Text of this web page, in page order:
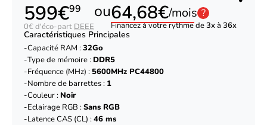
599€99
0€ d'éco-part DEEE
ou64,68€/mois ?
Financez à votre rythme de3xà 36x
Caractéristiques Principales
Capacité RAM :32Go
Type de mémoire : DDR5
Fréquence (MHz) :5600MHz PC44800
Nombre de barrettes : 1
Couleur : Noir
Eclairage RGB :Sans RGB
Latence CAS (CL) :46 ms